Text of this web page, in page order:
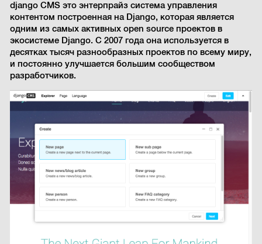
django CMS это энтерпрайз система управления
контентом построенная на Django, которая является
одним из самых активных open source проектов в
экосистеме Django. С 2007 года она используется в
десятках тысяч разнообразных проектов по всему миру,
и постоянно улучшается большим сообществом
разработчиков.